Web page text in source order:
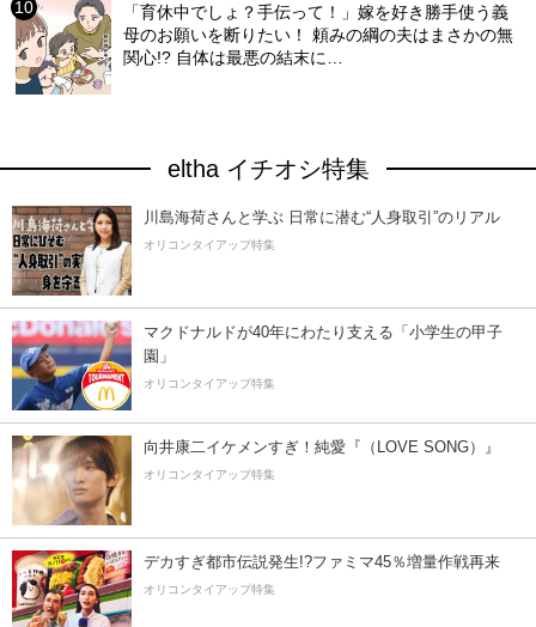
「育休中でしょ？手伝って！」嫁を好き勝手使う義
母のお願いを断りたい！ 頼みの綱の夫はまさかの無
関心!? 自体は最悪の結末に…
eltha イチオシ特集
川島海荷さんと学ぶ 日常に潜む“人身取引”のリアル
オリコンタイアップ特集
マクドナルドが40年にわたり支える「小学生の甲子
園」
オリコンタイアップ特集
向井康二イケメンすぎ！純愛『（LOVE SONG）』
オリコンタイアップ特集
デカすぎ都市伝説発生!?ファミマ45％増量作戦再来
オリコンタイアップ特集